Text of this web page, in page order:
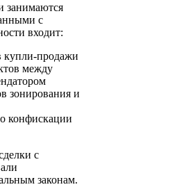
занимаются
с
входит:
купли-продажи
между
зонирования и
конфискации
с
законам.